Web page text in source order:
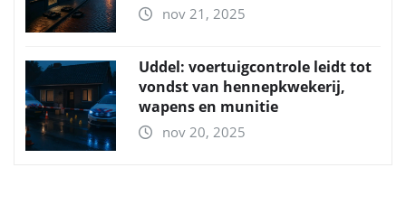
nov 21, 2025
Uddel: voertuigcontrole leidt tot
vondst van hennepkwekerij,
wapens en munitie
nov 20, 2025